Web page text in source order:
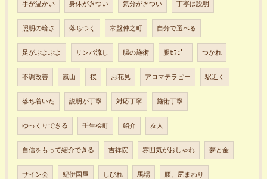
手が温かい 身体がきつい 気分がきつい 丁寧は説明
照明の暗さ 落ちつく 常盤仲之町 自分で選べる
足がぶよぶよ リンパ流し 腸の施術 腸ｾﾗﾋﾟｰ つかれ
不調改善 嵐山 桜 お花見 アロマテラピー 駅近く
落ち着いた 説明が丁寧 対応丁寧 施術丁寧
ゆっくりできる 壬生桧町 紹介 友人
自信をもって紹介できる 吉祥院 雰囲気がおしゃれ 夢と金
サイン会 紀伊国屋 しびれ 馬場 腰、尻まわり